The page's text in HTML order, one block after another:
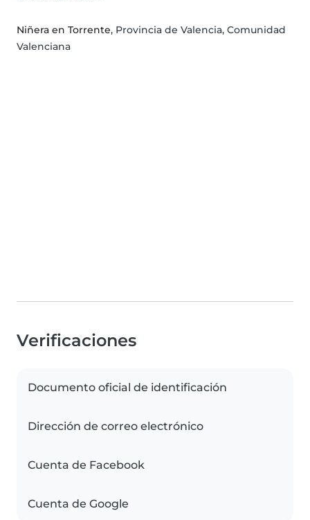
Niñera en Torrente, Provincia de Valencia, Comunidad
Valenciana
Verificaciones
Documento oficial de identificación
Dirección de correo electrónico
Cuenta de Facebook
Cuenta de Google